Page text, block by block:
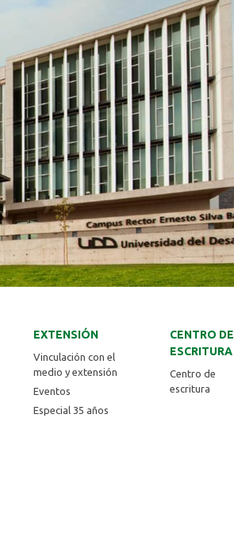
EXTENSIÓN
Vinculación con el
medio y extensión
Eventos
Especial 35 años
CENTRO DE
ESCRITURA
Centro de
escritura